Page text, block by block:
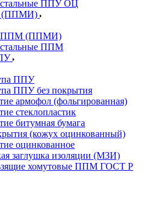
ППУ ОЦ
(ППМИ)
ППМ (ППМИ)
ППМ
ППУ
ППУ без покрытия
армофол (фольгированная)
стеклопластик
битумная бумага
(кожух оцинкованный)
оцинкованное
заглушка изоляции (МЗИ)
хомутовые ППМ ГОСТ Р